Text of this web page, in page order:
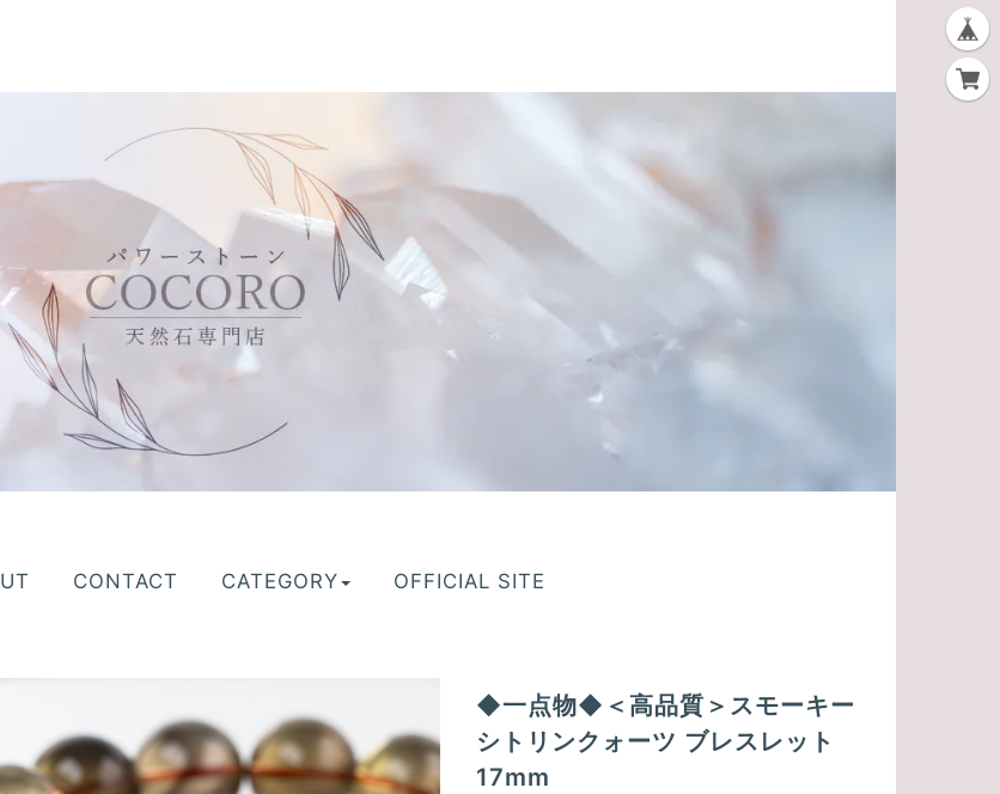
CONTACT CATEGORY OFFICIAL SITE
◆一点物◆＜高品質＞スモーキー
シトリンクォーツ ブレスレット
17mm